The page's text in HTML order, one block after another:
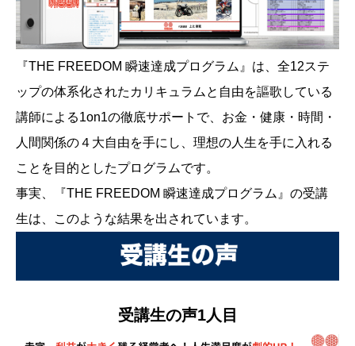
『THE FREEDOM 瞬速達成プログラム』は、全12ステ
ップの体系化されたカリキュラムと自由を謳歌している
講師による1on1の徹底サポートで、お金・健康・時間・
人間関係の４大自由を手にし、理想の人生を手に入れる
ことを目的としたプログラムです。
事実、『THE FREEDOM 瞬速達成プログラム』の受講
生は、このような結果を出されています。
受講生の声1人目